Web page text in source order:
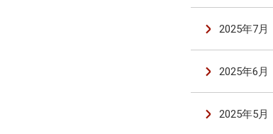
2025年7月
2025年6月
2025年5月